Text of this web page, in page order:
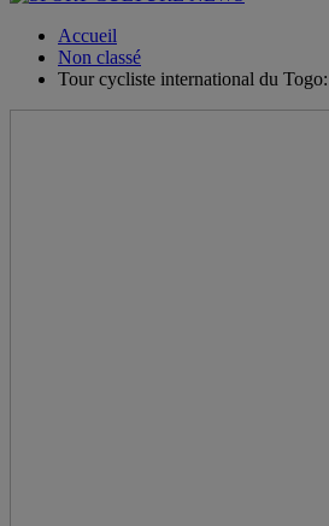
Accueil
Non classé
Tour cycliste international du